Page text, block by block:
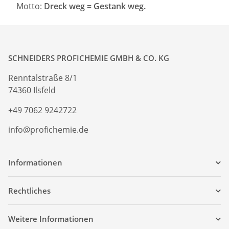
Motto: Dreck weg = Gestank weg.
SCHNEIDERS PROFICHEMIE GMBH & CO. KG
Renntalstraße 8/1
74360 Ilsfeld
+49 7062 9242722
info@profichemie.de
Informationen
Rechtliches
Weitere Informationen